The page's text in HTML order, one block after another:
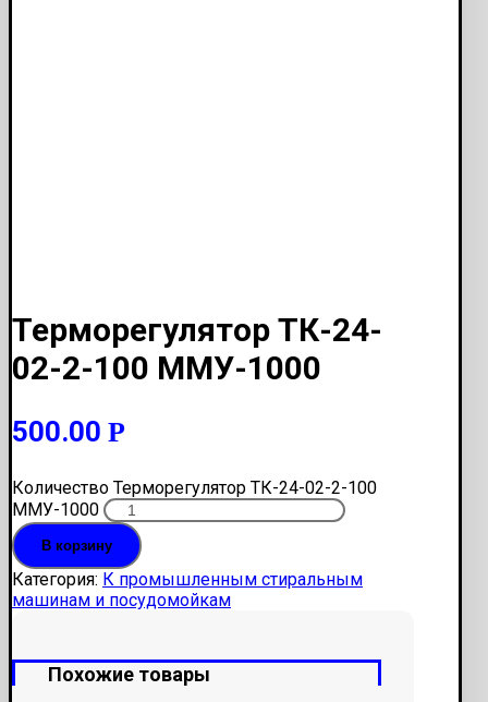
Терморегулятор ТК-24-
02-2-100 ММУ-1000
500.00 Р
Количество Терморегулятор ТК-24-02-2-100
ММУ-1000
В корзину
Категория: К промышленным стиральным
машинам и посудомойкам
Похожие товары